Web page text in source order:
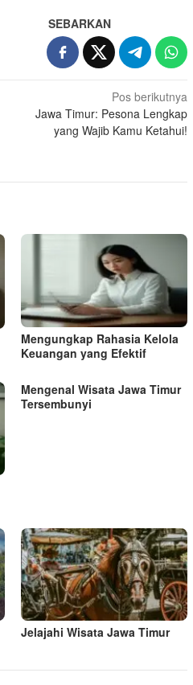
SEBARKAN
Pos berikutnya
Jawa Timur: Pesona Lengkap
yang Wajib Kamu Ketahui!
Mengungkap Rahasia Kelola
Keuangan yang Efektif
Mengenal Wisata Jawa Timur
Tersembunyi
Jelajahi Wisata Jawa Timur